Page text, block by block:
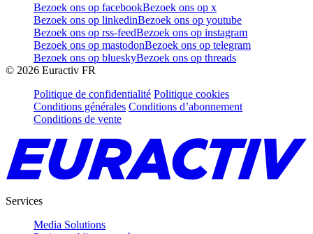
Bezoek ons op facebookBezoek ons op x
Bezoek ons op linkedinBezoek ons op youtube
Bezoek ons op rss-feedBezoek ons op instagram
Bezoek ons op mastodonBezoek ons op telegram
Bezoek ons op blueskyBezoek ons op threads
© 2026 Euractiv FR
Politique de confidentialité Politique cookies
Conditions générales Conditions d’abonnement
Conditions de vente
Services
Media Solutions